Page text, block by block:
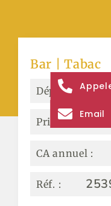
Bar | Tabac
Dép. :
Prix : 1
CA annuel :
Réf. :
Email